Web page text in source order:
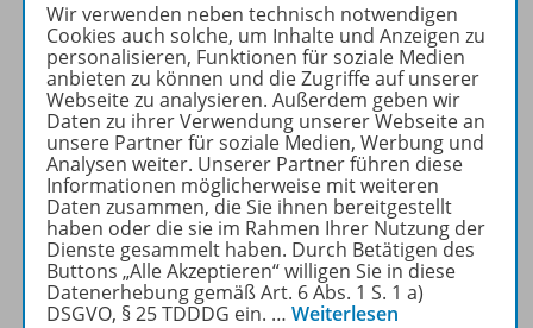
Zur Übersicht
Wir verwenden neben technisch notwendigen
Cookies auch solche, um Inhalte und Anzeigen zu
personalisieren, Funktionen für soziale Medien
anbieten zu können und die Zugriffe auf unserer
Webseite zu analysieren. Außerdem geben wir
Daten zu ihrer Verwendung unserer Webseite an
unsere Partner für soziale Medien, Werbung und
Analysen weiter. Unserer Partner führen diese
Informationen möglicherweise mit weiteren
Daten zusammen, die Sie ihnen bereitgestellt
haben oder die sie im Rahmen Ihrer Nutzung der
Dienste gesammelt haben. Durch Betätigen des
Buttons „Alle Akzeptieren“ willigen Sie in diese
Datenerhebung gemäß Art. 6 Abs. 1 S. 1 a)
DSGVO, § 25 TDDDG ein. … Weiterlesen